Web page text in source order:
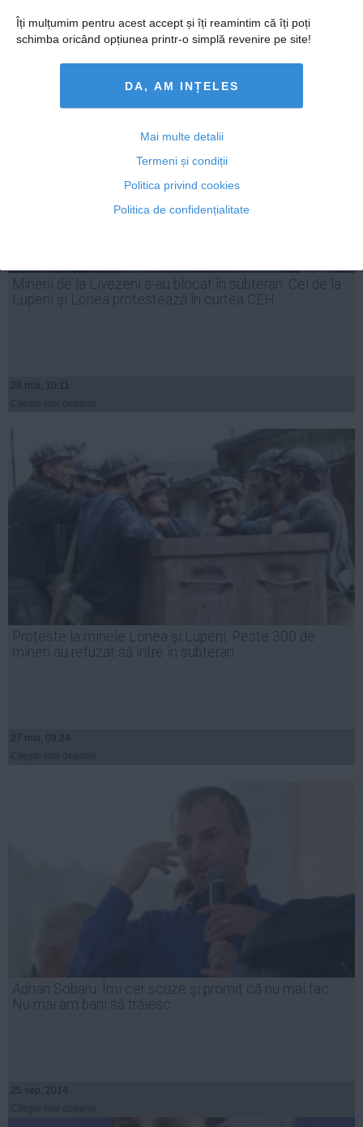
Îți mulțumim pentru acest accept și îți reamintim că îți poți
schimba oricând opțiunea printr-o simplă revenire pe site!
DA, AM INȚELES
Mai multe detalii
Termeni și condiții
Politica privind cookies
Politica de confidențialitate
Citeşte mai departe
Minerii de la Livezeni s-au blocat în subteran. Cei de la
Lupeni şi Lonea protestează în curtea CEH
28 mai, 10:11
Proteste la minele Lonea și Lupeni: Peste 300 de
mineri au refuzat să intre în subteran
27 mai, 09:24
Adrian Sobaru: Îmi cer scuze şi promit că nu mai fac.
Nu mai am bani să trăiesc
25 sep, 2014